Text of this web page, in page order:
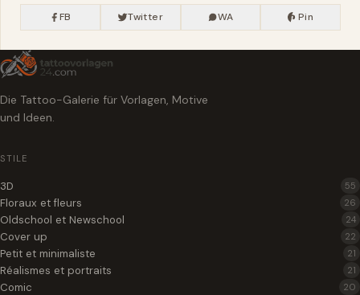
FB Twitter WA Pin
Die Tattoo-Galerie für Vorlagen, Motive
und Ideen.
STILE
3D 55
Floraux et fleurs 26
Oldschool et Newschool 24
Cover up 22
Petit et minimaliste 21
Réalismes et portraits 21
Comic 20